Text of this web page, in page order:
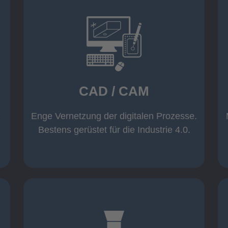
CAD / CAM
Enge Vernetzung der digitalen Prozesse.
Bestens gerüstet für die Industrie 4.0.
CAD / CAM
Einsatz moderner CAD/CAM
Inventor und AutoCAD
Datenübernahme aus der
Warenwirtschaft
mehr erfahren